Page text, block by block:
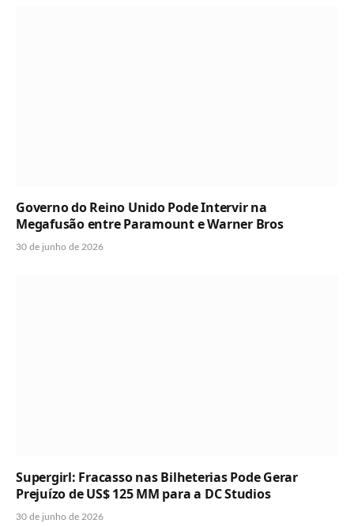
Governo do Reino Unido Pode Intervir na
Megafusão entre Paramount e Warner Bros
30 de junho de 2026
Supergirl: Fracasso nas Bilheterias Pode Gerar
Prejuízo de US$ 125 MM para a DC Studios
30 de junho de 2026